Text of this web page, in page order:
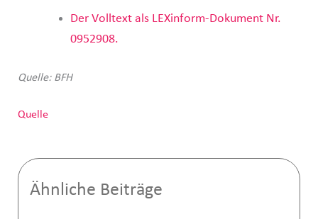
Der Volltext als LEXinform-Dokument Nr.
0952908.
Quelle: BFH
Quelle
Ähnliche Beiträge